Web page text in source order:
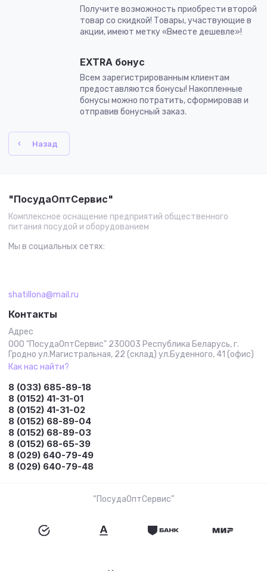
Получите возможность приобрести второй
товар со скидкой! Товары, участвующие в
акции, имеют метку «Вместе дешевле»!
EXTRA бонус
Всем зарегистрированным клиентам
предоставляются бонусы! Накопленные
бонусы можно потратить, сформировав и
отправив бонусный заказ.
Назад
"ПосудаОптСервис"
Комплексное оснащение предприятий общественного
питания посудой и оборудованием
Мы в социальных сетях:
shatillona@mail.ru
Контакты
Адрес
ООО "ПосудаОптСервис" 230003 Республика Беларусь, г.
Гродно ул.Магистральная, 22 (склад) ул.Буденного, 41 (офис)
Как нас найти?
8 (033) 685-89-18
8 (0152) 41-31-01
8 (0152) 41-31-02
8 (0152) 68-89-04
8 (0152) 68-89-03
8 (0152) 68-65-39
8 (029) 640-79-49
8 (029) 640-79-48
“ПосудаОптСервис”